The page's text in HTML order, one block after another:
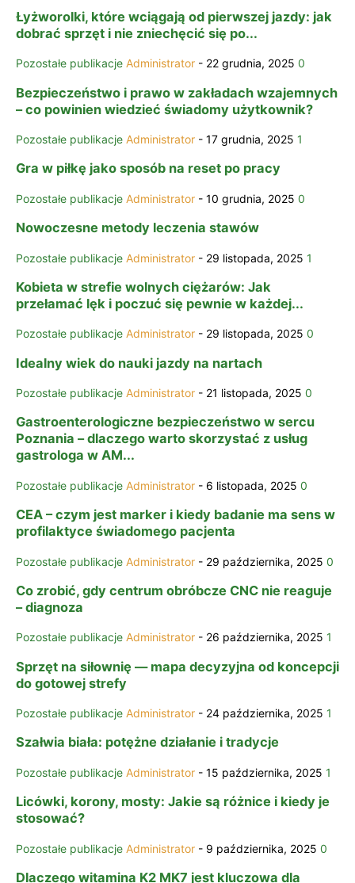
Łyżworolki, które wciągają od pierwszej jazdy: jak
dobrać sprzęt i nie zniechęcić się po...
Pozostałe publikacje Administrator - 22 grudnia, 2025 0
Bezpieczeństwo i prawo w zakładach wzajemnych
– co powinien wiedzieć świadomy użytkownik?
Pozostałe publikacje Administrator - 17 grudnia, 2025 1
Gra w piłkę jako sposób na reset po pracy
Pozostałe publikacje Administrator - 10 grudnia, 2025 0
Nowoczesne metody leczenia stawów
Pozostałe publikacje Administrator - 29 listopada, 2025 1
Kobieta w strefie wolnych ciężarów: Jak
przełamać lęk i poczuć się pewnie w każdej...
Pozostałe publikacje Administrator - 29 listopada, 2025 0
Idealny wiek do nauki jazdy na nartach
Pozostałe publikacje Administrator - 21 listopada, 2025 0
Gastroenterologiczne bezpieczeństwo w sercu
Poznania – dlaczego warto skorzystać z usług
gastrologa w AM...
Pozostałe publikacje Administrator - 6 listopada, 2025 0
CEA – czym jest marker i kiedy badanie ma sens w
profilaktyce świadomego pacjenta
Pozostałe publikacje Administrator - 29 października, 2025 0
Co zrobić, gdy centrum obróbcze CNC nie reaguje
– diagnoza
Pozostałe publikacje Administrator - 26 października, 2025 1
Sprzęt na siłownię — mapa decyzyjna od koncepcji
do gotowej strefy
Pozostałe publikacje Administrator - 24 października, 2025 1
Szałwia biała: potężne działanie i tradycje
Pozostałe publikacje Administrator - 15 października, 2025 1
Licówki, korony, mosty: Jakie są różnice i kiedy je
stosować?
Pozostałe publikacje Administrator - 9 października, 2025 0
Dlaczego witamina K2 MK7 jest kluczowa dla